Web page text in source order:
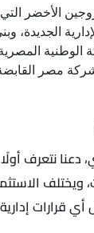
الأخضر
نتعرف
إدارية